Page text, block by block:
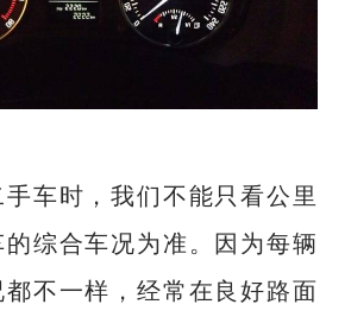
车时，我们不能只看公里
综合车况为准。因为每辆
不一样，经常在良好路面